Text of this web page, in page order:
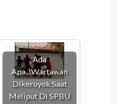
Ada
Apa..!Wartawan
Dikeroyok Saat
Meliput Di SPBU